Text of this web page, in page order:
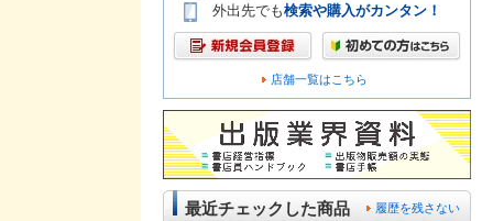
外出先でも検索や購入がカンタン！
店舗一覧はこちら
履歴を残さない
最近チェックした商品